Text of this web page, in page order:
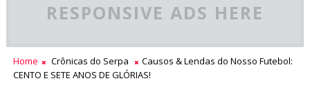
RESPONSIVE ADS HERE
Home Crônicas do Serpa
Causos & Lendas do Nosso Futebol:
CENTO E SETE ANOS DE GLÓRIAS!